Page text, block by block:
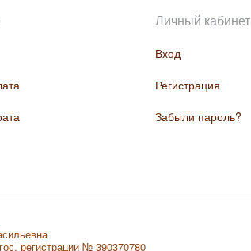
Личный кабинет
Вход
Регистрация
Забыли пароль?
регистрации № 390370780